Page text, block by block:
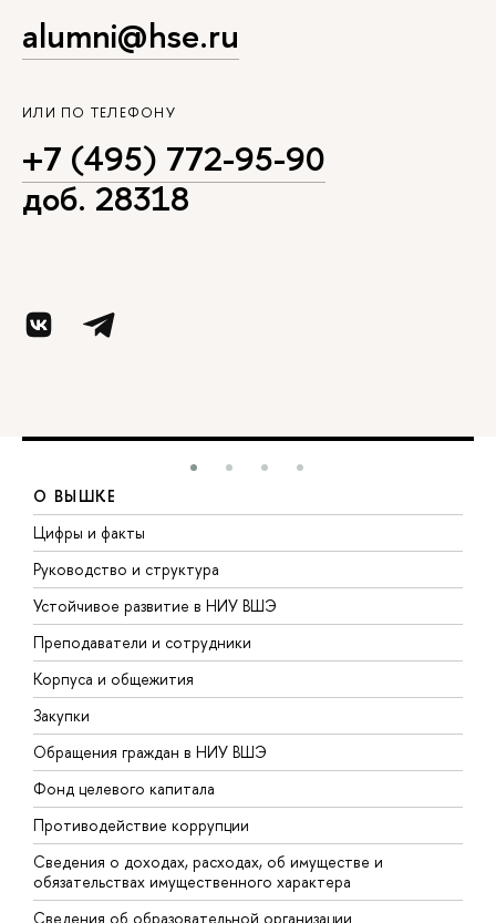
alumni@hse.ru
ИЛИ ПО ТЕЛЕФОНУ
+7 (495) 772-95-90
доб. 28318
О ВЫШКЕ
Цифры и факты
Руководство и структура
Устойчивое развитие в НИУ ВШЭ
Преподаватели и сотрудники
Корпуса и общежития
Закупки
Обращения граждан в НИУ ВШЭ
Фонд целевого капитала
Противодействие коррупции
Сведения о доходах, расходах, об имуществе и
обязательствах имущественного характера
Сведения об образовательной организации